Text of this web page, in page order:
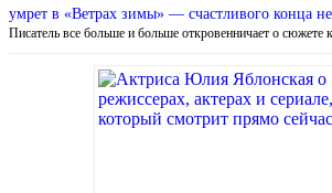
умрет в «Ветрах зимы» — счастливого конца
Писатель все больше и больше откровенничает о сюжете